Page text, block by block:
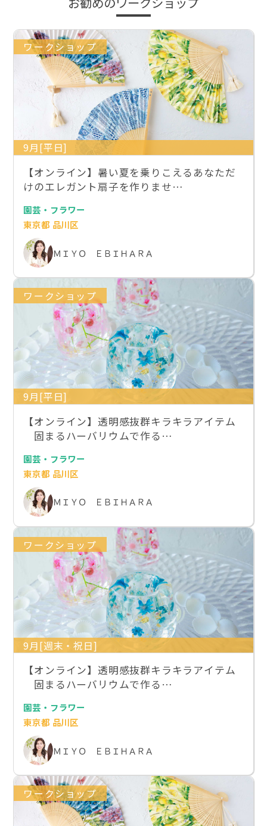
ワークショップ
9月[平日]
【オンライン】暑い夏を乗りこえるあなただ
けのエレガント扇子を作りませ…
園芸・フラワー
東京都 品川区
ＭＩＹＯ ＥＢＩＨＡＲＡ
ワークショップ
9月[平日]
【オンライン】透明感抜群キラキラアイテム
固まるハーバリウムで作る…
園芸・フラワー
東京都 品川区
ＭＩＹＯ ＥＢＩＨＡＲＡ
ワークショップ
9月[週末・祝日]
【オンライン】透明感抜群キラキラアイテム
固まるハーバリウムで作る…
園芸・フラワー
東京都 品川区
ＭＩＹＯ ＥＢＩＨＡＲＡ
ワークショップ